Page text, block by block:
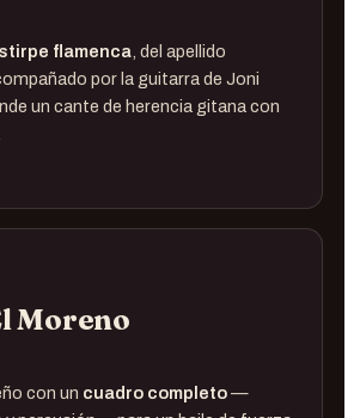
flamenca , del apellido
por la guitarra de Joni
un cante de herencia gitana con
Cerreduela
Moreno
con un cuadro completo—